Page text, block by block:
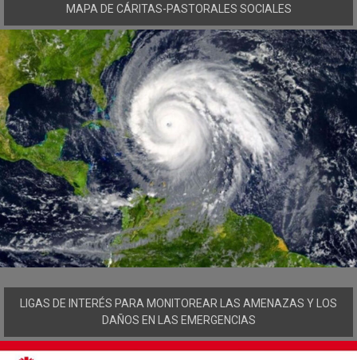
MAPA DE CÁRITAS-PASTORALES SOCIALES
LIGAS DE INTERÉS PARA MONITOREAR LAS AMENAZAS Y LOS
DAÑOS EN LAS EMERGENCIAS